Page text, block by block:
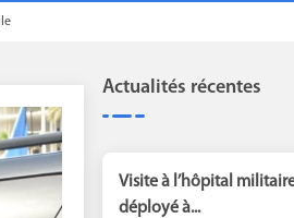
Actualités récentes
Visite à l’hôpital
déployé à...